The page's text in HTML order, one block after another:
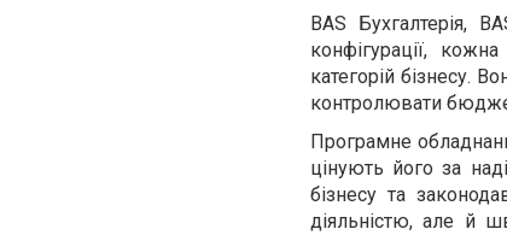
BAS Бухгалтерія,
конфігурації,
категорій бізнесу.
контролювати
Програмне
цінують його за
бізнесу та
діяльністю, але й